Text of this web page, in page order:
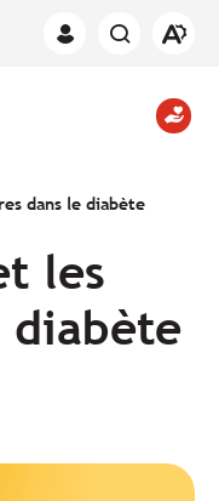
Espace
Ouvrir
dans le diabète
les
diabète